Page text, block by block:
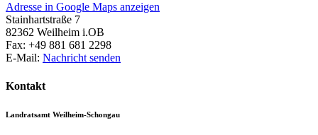
Adresse in Google Maps anzeigen
Stainhartstraße 7
82362 Weilheim i.OB
Fax: +49 881 681 2298
E-Mail: Nachricht senden
Kontakt
Landratsamt Weilheim-Schongau